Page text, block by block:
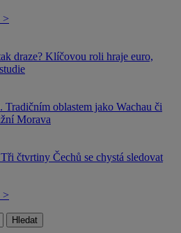
>
draze? Klíčovou roli hraje euro,
Tradičním oblastem jako Wachau či
Morava
čtvrtiny Čechů se chystá sledovat
>
Hledat